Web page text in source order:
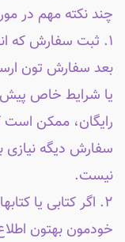
چند نکته مهم در
۱. ثبت سفارش که
بعد سفارش تون
یا شرایط خاص پیش
رایگان، ممکن
سفارش دیگه
نیست.
۲. اگر کتابی یا
خودمون بهتون